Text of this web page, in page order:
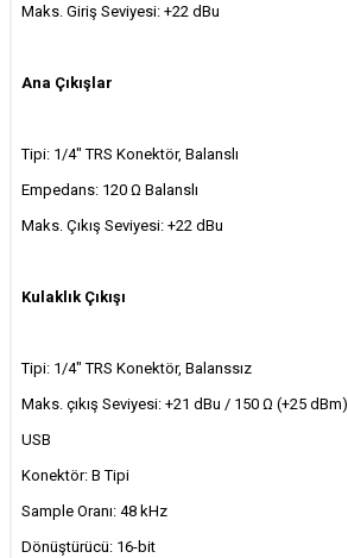
Maks. Giriş Seviyesi: +22 dBu
Ana Çıkışlar
Tipi: 1/4" TRS Konektör, Balanslı
Empedans: 120 Ω Balanslı
Maks. Çıkış Seviyesi: +22 dBu
Kulaklık Çıkışı
Tipi: 1/4" TRS Konektör, Balanssız
Maks. çıkış Seviyesi: +21 dBu / 150 Ω (+25 dBm)
USB
Konektör: B Tipi
Sample Oranı: 48 kHz
Dönüştürücü: 16-bit